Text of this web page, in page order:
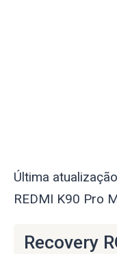
Última
REDMI K90 Pro
Recovery